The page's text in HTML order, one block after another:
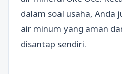
dalam soal usaha, Anda
air minum yang aman
disantap sendiri.